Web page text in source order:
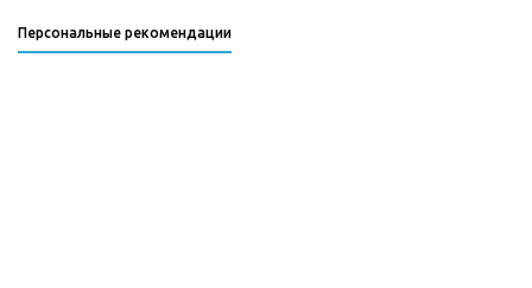
Персональные рекомендации